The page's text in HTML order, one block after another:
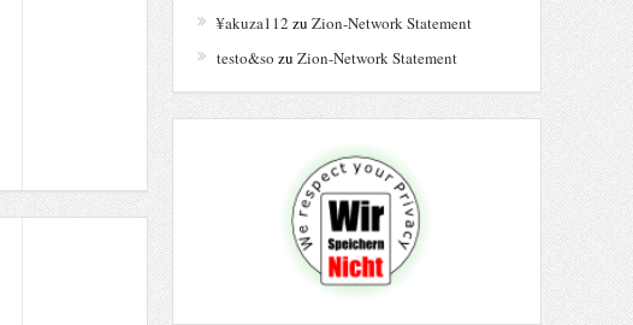
¥akuza112 zu Zion-Network Statement
testo&so zu Zion-Network Statement